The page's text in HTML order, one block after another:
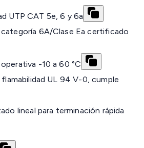
UTP CAT 5e, 6 y 6a
6A/Clase Ea certificado
-10 a 60 °C
UL 94 V-0, cumple
lineal para terminación rápida